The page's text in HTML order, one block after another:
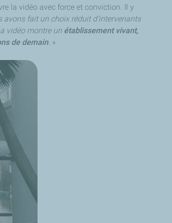
la vidéo avec force et conviction. Il y
avons fait un choix réduit d’intervenants
vidéo montre un établissement vivant,
de demain. »